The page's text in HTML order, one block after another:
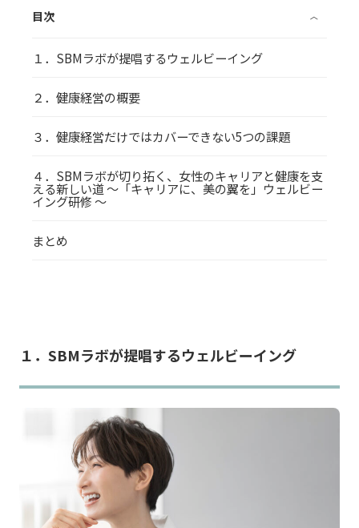
〈
目次
１．SBMラボが提唱するウェルビーイング
２．健康経営の概要
３．健康経営だけではカバーできない5つの課題
４．SBMラボが切り拓く、女性のキャリアと健康を支
える新しい道 〜「キャリアに、美の翼を」ウェルビー
イング研修 〜
まとめ
１．SBMラボが提唱するウェルビーイング